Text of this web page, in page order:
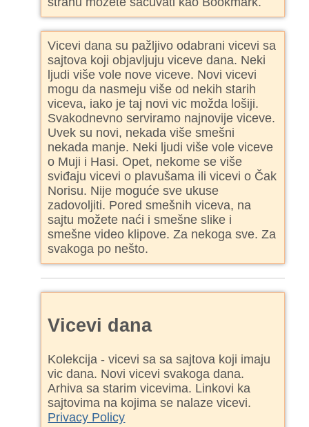
Vicevi dana su pažljivo odabrani vicevi sa
sajtova koji objavljuju viceve dana. Neki
ljudi više vole nove viceve. Novi vicevi
mogu da nasmeju više od nekih starih
viceva, iako je taj novi vic možda lošiji.
Svakodnevno serviramo najnovije viceve.
Uvek su novi, nekada više smešni
nekada manje. Neki ljudi više vole viceve
o Muji i Hasi. Opet, nekome se više
sviđaju vicevi o plavušama ili vicevi o Čak
Norisu. Nije moguće sve ukuse
zadovoljiti. Pored smešnih viceva, na
sajtu možete naći i smešne slike i
smešne video klipove. Za nekoga sve. Za
svakoga po nešto.
Vicevi dana
Kolekcija - vicevi sa sa sajtova koji imaju
vic dana. Novi vicevi svakoga dana.
Arhiva sa starim vicevima. Linkovi ka
sajtovima na kojima se nalaze vicevi.
Privacy Policy